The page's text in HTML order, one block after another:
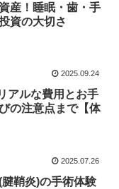
産！睡眠・歯・手
資の大切さ
2025.09.24
アルな費用とお手
の注意点まで【体
2025.07.26
腱鞘炎)の手術体験